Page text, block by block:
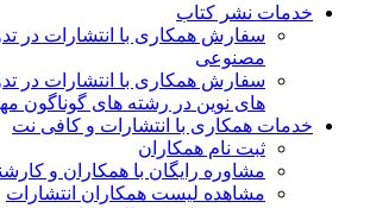
خدمات نشر کتاب
سفارش همکاری با انتشارات در
مصنوعی
سفارش همکاری با انتشارات در
های نوین در رشته های گوناگون
خدمات همکاری با انتشارات و کافی نت
ثبت نام همکاران
مشاوره رایگان با همکاران و
مشاهده لیست همکاران انتشارات